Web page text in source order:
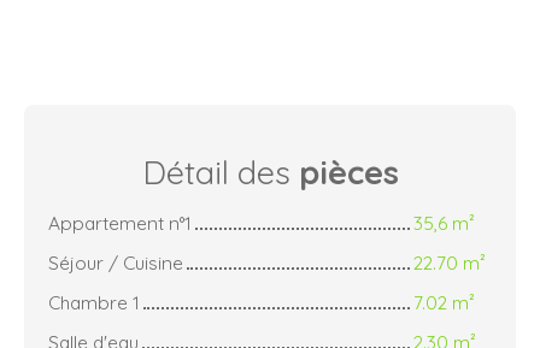
Détail des pièces
Appartement n°1
35,6 m²
Séjour / Cuisine
22.70 m²
Chambre 1
7.02 m²
Salle d'eau
2.30 m²